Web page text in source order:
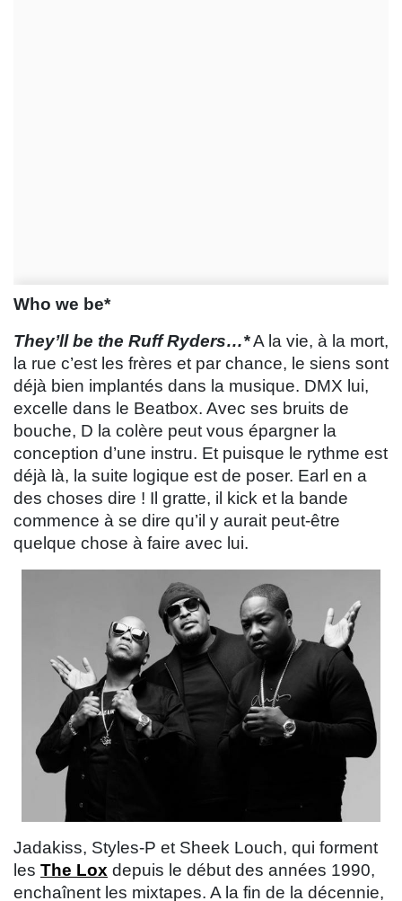
Who we be*
They’ll be the Ruff Ryders…*A la vie, à la mort,
la rue c’est les frères et par chance, le siens sont
déjà bien implantés dans la musique. DMX lui,
excelle dans le Beatbox. Avec ses bruits de
bouche, D la colère peut vous épargner la
conception d’une instru. Et puisque le rythme est
déjà là, la suite logique est de poser. Earl en a
des choses dire ! Il gratte, il kick et la bande
commence à se dire qu’il y aurait peut-être
quelque chose à faire avec lui.
Jadakiss, Styles-P et Sheek Louch, qui forment
les The Lox depuis le début des années 1990,
enchaînent les mixtapes. A la fin de la décennie,